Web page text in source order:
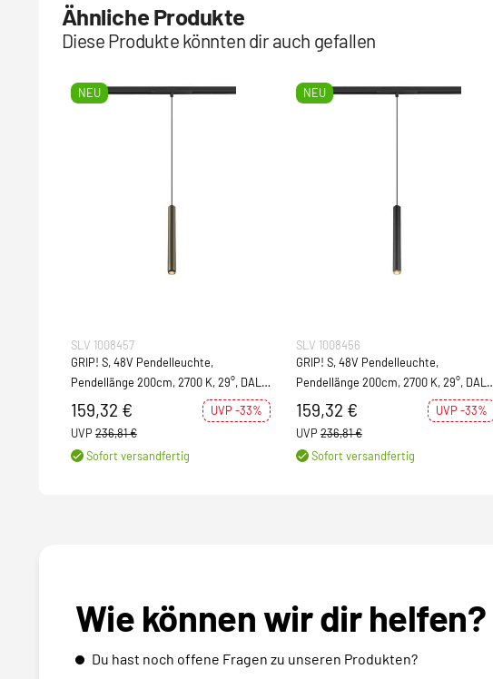
Ähnliche Produkte
Diese Produkte könnten dir auch gefallen
NEU
SLV 1008457
GRIP! S, 48V Pendelleuchte,
Pendellänge 200cm, 2700 K, 29°, DALI,
bronze / schwarz
159,32 €
UVP -33%
UVP 236,81 €
Sofort versandfertig
NEU
SLV 1008456
GRIP! S, 48V Pendelleuchte,
Pendellänge 200cm, 2700 K, 29°, DALI,
schwarz / gold
159,32 €
UVP -33%
UVP 236,81 €
Sofort versandfertig
Wie können wir dir helfen?
Du hast noch offene Fragen zu unseren Produkten?